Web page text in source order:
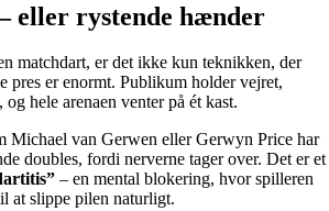
eller rystende hænder
matchdart, er det ikke kun teknikken, der
pres er enormt. Publikum holder vejret,
hele arenaen venter på ét kast.
Michael van Gerwen eller Gerwyn Price har
doubles, fordi nerverne tager over. Det er et
– en mental blokering, hvor spilleren
at slippe pilen naturligt.